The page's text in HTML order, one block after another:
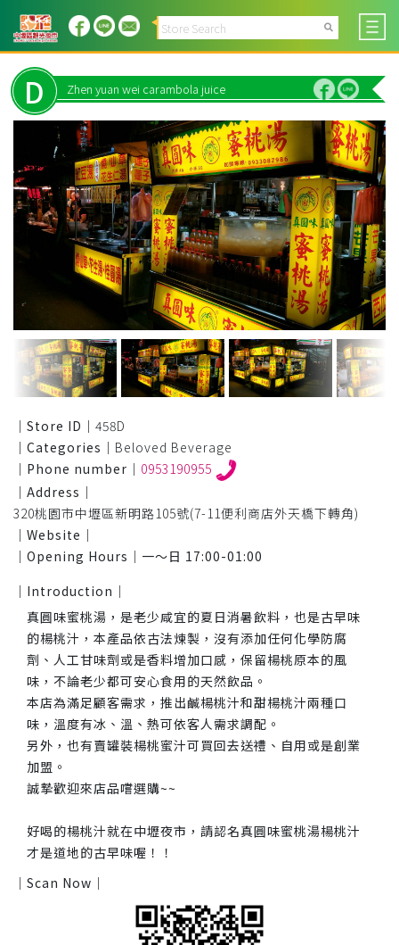
D Zhen yuan wei carambola juice
｜Store ID｜ 458D
｜Categories｜ Beloved Beverage
｜Phone number｜ 0953190955
｜Address｜
320桃園市中壢區新明路105號(7-11便利商店外天橋下轉角)
｜Website｜
｜Opening Hours｜ 一～日 17:00-01:00
｜Introduction｜
真圓味蜜桃湯，是老少咸宜的夏日消暑飲料，也是古早味
的楊桃汁，本產品依古法煉製，沒有添加任何化學防腐
劑、人工甘味劑或是香料增加口感，保留楊桃原本的風
味，不論老少都可安心食用的天然飲品。
本店為滿足顧客需求，推出鹹楊桃汁和甜楊桃汁兩種口
味，溫度有冰、溫、熱可依客人需求調配。
另外，也有賣罐裝楊桃蜜汁可買回去送禮、自用或是創業
加盟。
誠摯歡迎來店品嚐選購~~
好喝的楊桃汁就在中壢夜市，請認名真圓味蜜桃湯楊桃汁
才是道地的古早味喔！！
｜Scan Now｜